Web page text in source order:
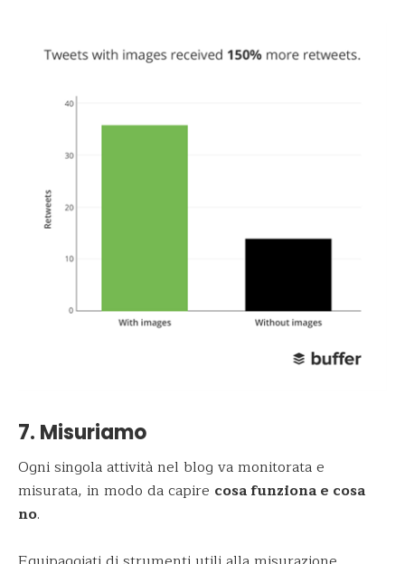
7. Misuriamo
Ogni singola attività nel blog va monitorata e
misurata, in modo da capire cosa funziona e cosa
no.